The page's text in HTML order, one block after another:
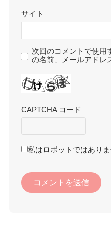
サイト
次回のコメントで使用
の名前、メールアドレ
CAPTCHA コード
私はロボットではありま